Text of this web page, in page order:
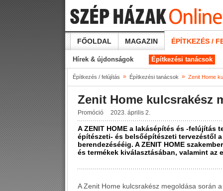
FŐOLDAL MAGAZIN ÉPÍTKEZÉS /
Hírek & újdonságok Építkezési tanácsok
Építkezés / felújítás » Építkezési tanácsok » Zenit Home
Zenit Home kulcsrakész
Promóció 2023. április 2.
A ZENIT HOME a lakásépítés és -
építészeti- és belsőépítészeti tervezéstől
berendezésééig. A ZENIT HOME
és termékek kiválasztásában, valamint az
A Zenit Home kulcsrakész megoldása során